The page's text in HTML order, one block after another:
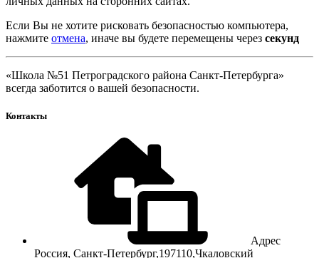
Если Вы не хотите рисковать безопасностью компьютера,
нажмите отмена, иначе вы будете перемещены через секунд
«Школа №51 Петроградского района Санкт-Петербурга»
всегда заботится о вашей безопасности.
Контакты
Адрес
Россия, Санкт-Петербург,197110,Чкаловский